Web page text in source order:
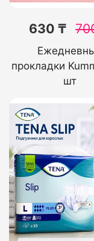
630 ₸
прокладки
шт